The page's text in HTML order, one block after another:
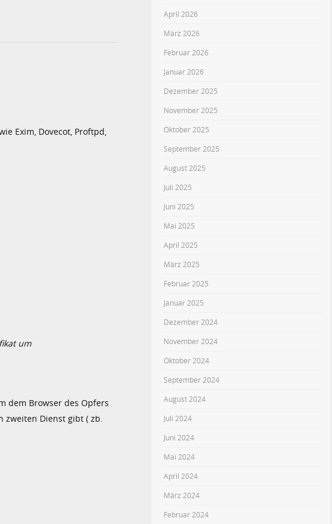
Exim, Dovecot, Proftpd,
um
dem Browser des Opfers
Dienst gibt ( zb.
April 2026
März 2026
Februar 2026
Januar 2026
Dezember 2025
November 2025
Oktober 2025
September 2025
August 2025
Juli 2025
Juni 2025
Mai 2025
April 2025
März 2025
Februar 2025
Januar 2025
Dezember 2024
November 2024
Oktober 2024
September 2024
August 2024
Juli 2024
Juni 2024
Mai 2024
April 2024
März 2024
Februar 2024